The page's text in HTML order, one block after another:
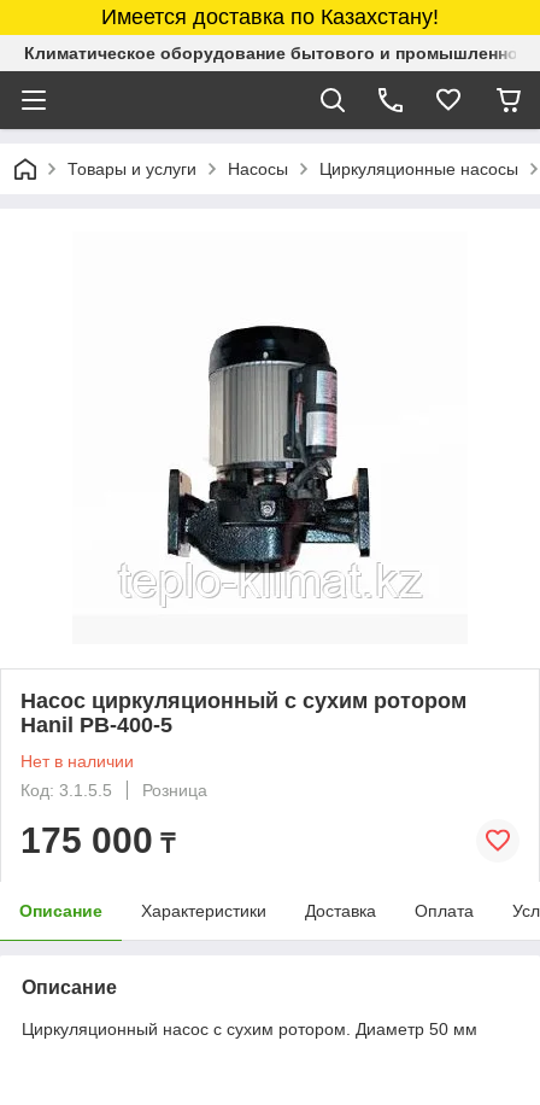
Имеется доставка по Казахстану!
Климатическое оборудование бытового и промышленного
Товары и услуги Насосы Циркуляционные насосы
Насос циркуляционный с сухим ротором
Hanil PB-400-5
Нет в наличии
Код: 3.1.5.5
Розница
175 000 ₸
Описание Характеристики Доставка Оплата
Описание
Циркуляционный насос с сухим ротором. Диаметр 50 мм